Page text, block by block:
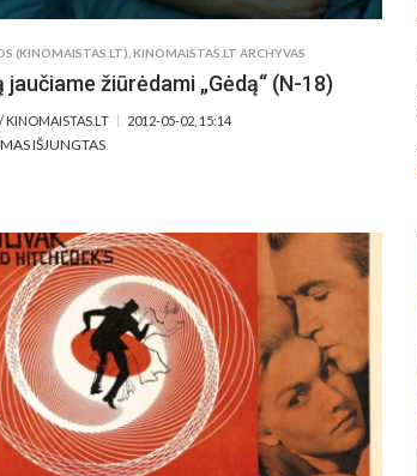
(KINOMAISTAS.LT) KINOMAISTAS.LT ARCHYVAS
jaučiame žiūrėdami „Gėdą“ (N-18)
KINOMAISTAS.LT 2012-05-02, 15:14
IŠJUNGTASĮRAŠE
ŽIŪRĖDAMI
„GĖDĄ“
(N-
18)